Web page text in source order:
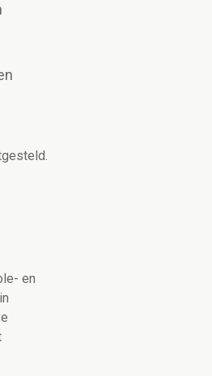
en